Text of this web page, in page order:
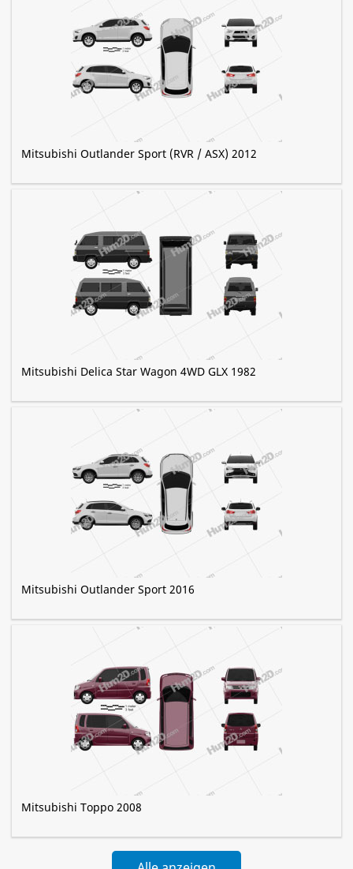
Mitsubishi Outlander Sport (RVR / ASX) 2012
Mitsubishi Delica Star Wagon 4WD GLX 1982
Mitsubishi Outlander Sport 2016
Mitsubishi Toppo 2008